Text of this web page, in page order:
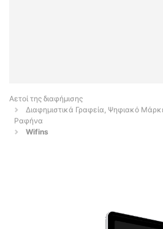
Αετοί της διαφήμισης
Διαφημιστικά Γραφεία, Ψηφιακό
Ραφήνα
Wifins